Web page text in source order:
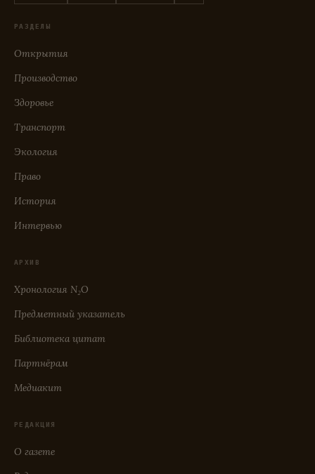
РАЗДЕЛЫ
Открытия
Производство
Здоровье
Транспорт
Экология
Право
История
Интервью
АРХИВ
Хронология N₂O
Предметный указатель
Библиотека цитат
Партнёрам
Медиакит
РЕДАКЦИЯ
О газете